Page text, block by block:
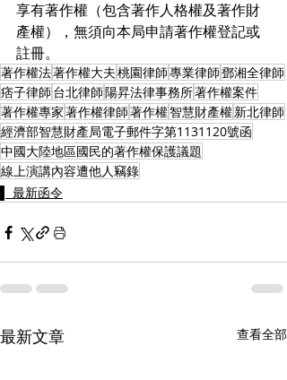
享有著作權（包含著作人格權及著作財
產權），無須向本局申請著作權登記或
註冊。
著作權法著作權大夫桃園律師專業律師鄧湘全律師
痞子律師 台北律師陽昇法律事務所著作權案件
著作權專家著作權律師著作權智慧財產權新北律師
經濟部智慧財產局電子郵件字第1131120號函
中國大陸地區國民的著作權保護議題
線上演講內容遭他人竊錄
▌ 最新函令
最新文章 查看全部